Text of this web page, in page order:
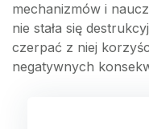
mechanizmów i
nie stała się
czerpać z niej
negatywnych